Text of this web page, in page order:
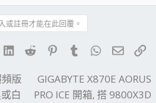
或註冊才能在此回覆。
LinkedIn
Reddit PinterestTumblrWhatsApp
電子
版
白
GIGABYTE X870E AORUS
PRO ICE 開箱, 搭 9800X3D